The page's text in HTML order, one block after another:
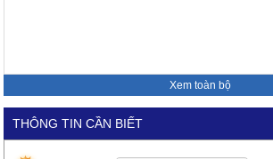
Xem toàn bộ
THÔNG TIN CẦN BIẾT